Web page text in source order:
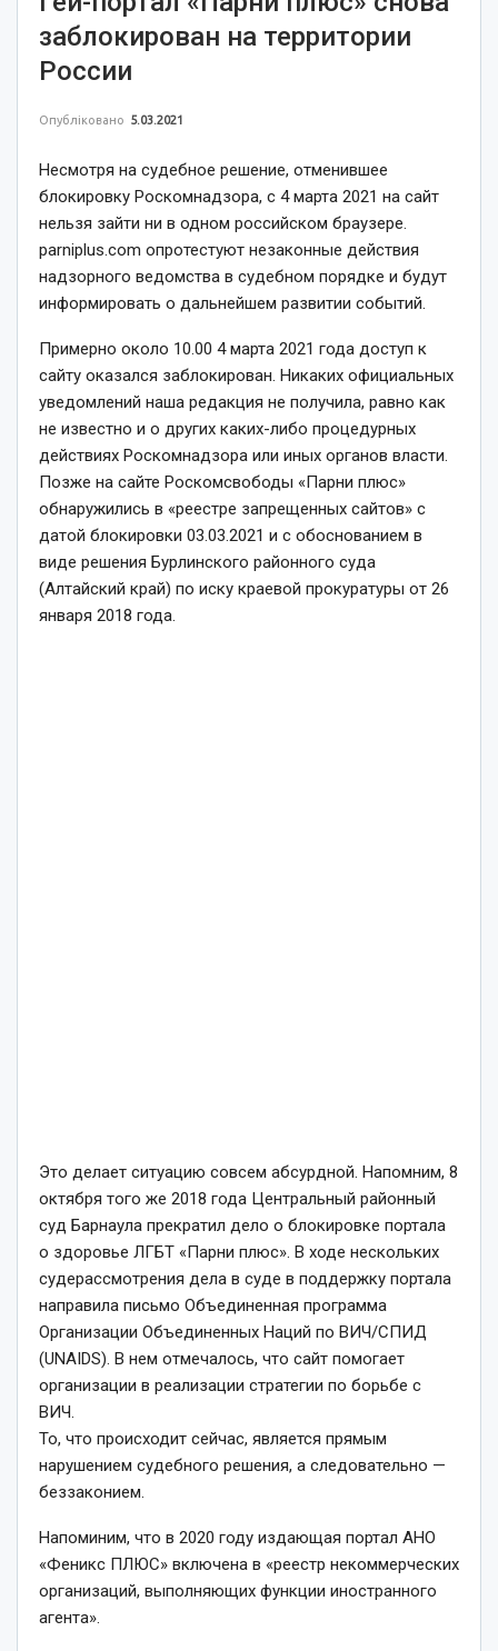
заблокирован на территории
России
Опубліковано 5.03.2021
Несмотря на судебное решение, отменившее
блокировку Роскомнадзора, с 4 марта 2021 на сайт
нельзя зайти ни в одном российском браузере.
parniplus.com опротестуют незаконные действия
надзорного ведомства в судебном порядке и будут
информировать о дальнейшем развитии событий.
Примерно около 10.00 4 марта 2021 года доступ к
сайту оказался заблокирован. Никаких официальных
уведомлений наша редакция не получила, равно как
не известно и о других каких-либо процедурных
действиях Роскомнадзора или иных органов власти.
Позже на сайте Роскомсвободы «Парни плюс»
обнаружились в «реестре запрещенных сайтов» с
датой блокировки 03.03.2021 и с обоснованием в
виде решения Бурлинского районного суда
(Алтайский край) по иску краевой прокуратуры от 26
января 2018 года.
Это делает ситуацию совсем абсурдной. Напомним, 8
октября того же 2018 года Центральный районный
суд Барнаула прекратил дело о блокировке портала
о здоровье ЛГБТ «Парни плюс». В ходе нескольких
судерассмотрения дела в суде в поддержку портала
направила письмо Объединенная программа
Организации Объединенных Наций по ВИЧ/СПИД
(UNAIDS). В нем отмечалось, что сайт помогает
организации в реализации стратегии по борьбе с
ВИЧ.
То, что происходит сейчас, является прямым
нарушением судебного решения, а следовательно —
беззаконием.
Напоминим, что в 2020 году издающая портал АНО
«Феникс ПЛЮС» включена в «реестр некоммерческих
организаций, выполняющих функции иностранного
агента».